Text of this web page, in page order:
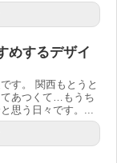
めするデザイ
す。 関西もとうと
あつくて…もうち
思う日々です。...